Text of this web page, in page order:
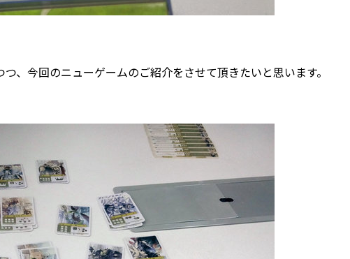
、今回のニューゲームのご紹介をさせて頂きたいと思います。